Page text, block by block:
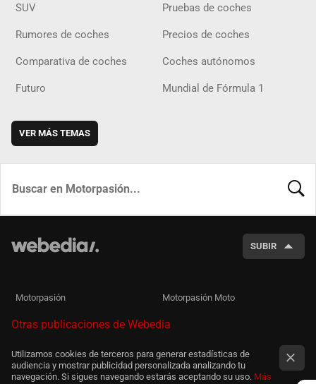
SUV Pruebas de coches
Rumores de coches Precios de coches
Comparativa de coches Coches autónomos
Futuro Mundial de Fórmula 1
VER MÁS TEMAS
SUBIR
Motorpasión Motorpasión Moto
Otras publicaciones de Webedia
Utilizamos cookies de terceros para generar estadísticas de
audiencia y mostrar publicidad personalizada analizando tu
navegación. Si sigues navegando estarás aceptando su uso. Más